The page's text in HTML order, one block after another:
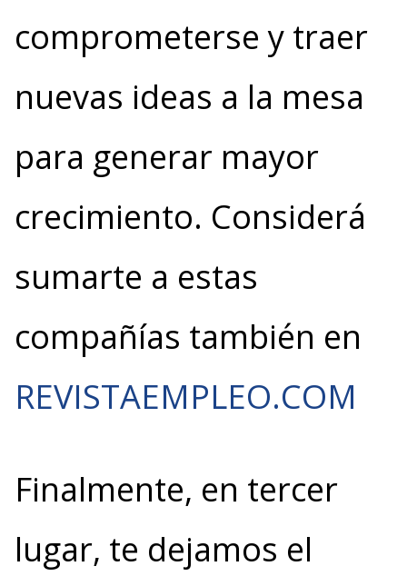
comprometerse y traer
nuevas ideas a la mesa
para generar mayor
crecimiento. Considerá
sumarte a estas
compañías también en
REVISTAEMPLEO.COM
Finalmente, en tercer
lugar, te dejamos el